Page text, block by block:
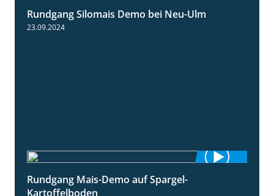
Rundgang Silomais Demo bei Neu-Ulm
23.09.2024
Rundgang Mais-Demo auf Spargel-
Kartoffelboden